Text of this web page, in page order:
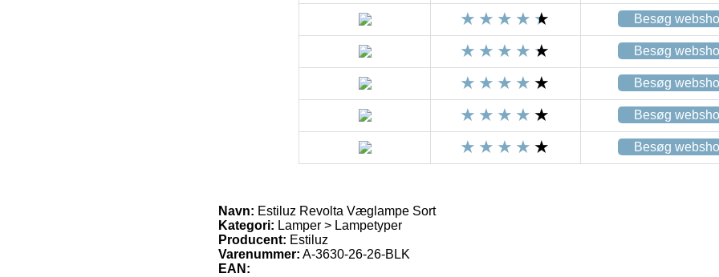
Besøg
Besøg
Besøg
Besøg
Besøg
Navn: Estiluz Revolta Væglampe Sort
Kategori: Lamper > Lampetyper
Producent: Estiluz
Varenummer: A-3630-26-26-BLK
EAN: